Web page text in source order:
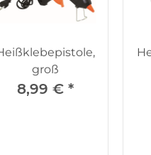
groß
8,99 € *